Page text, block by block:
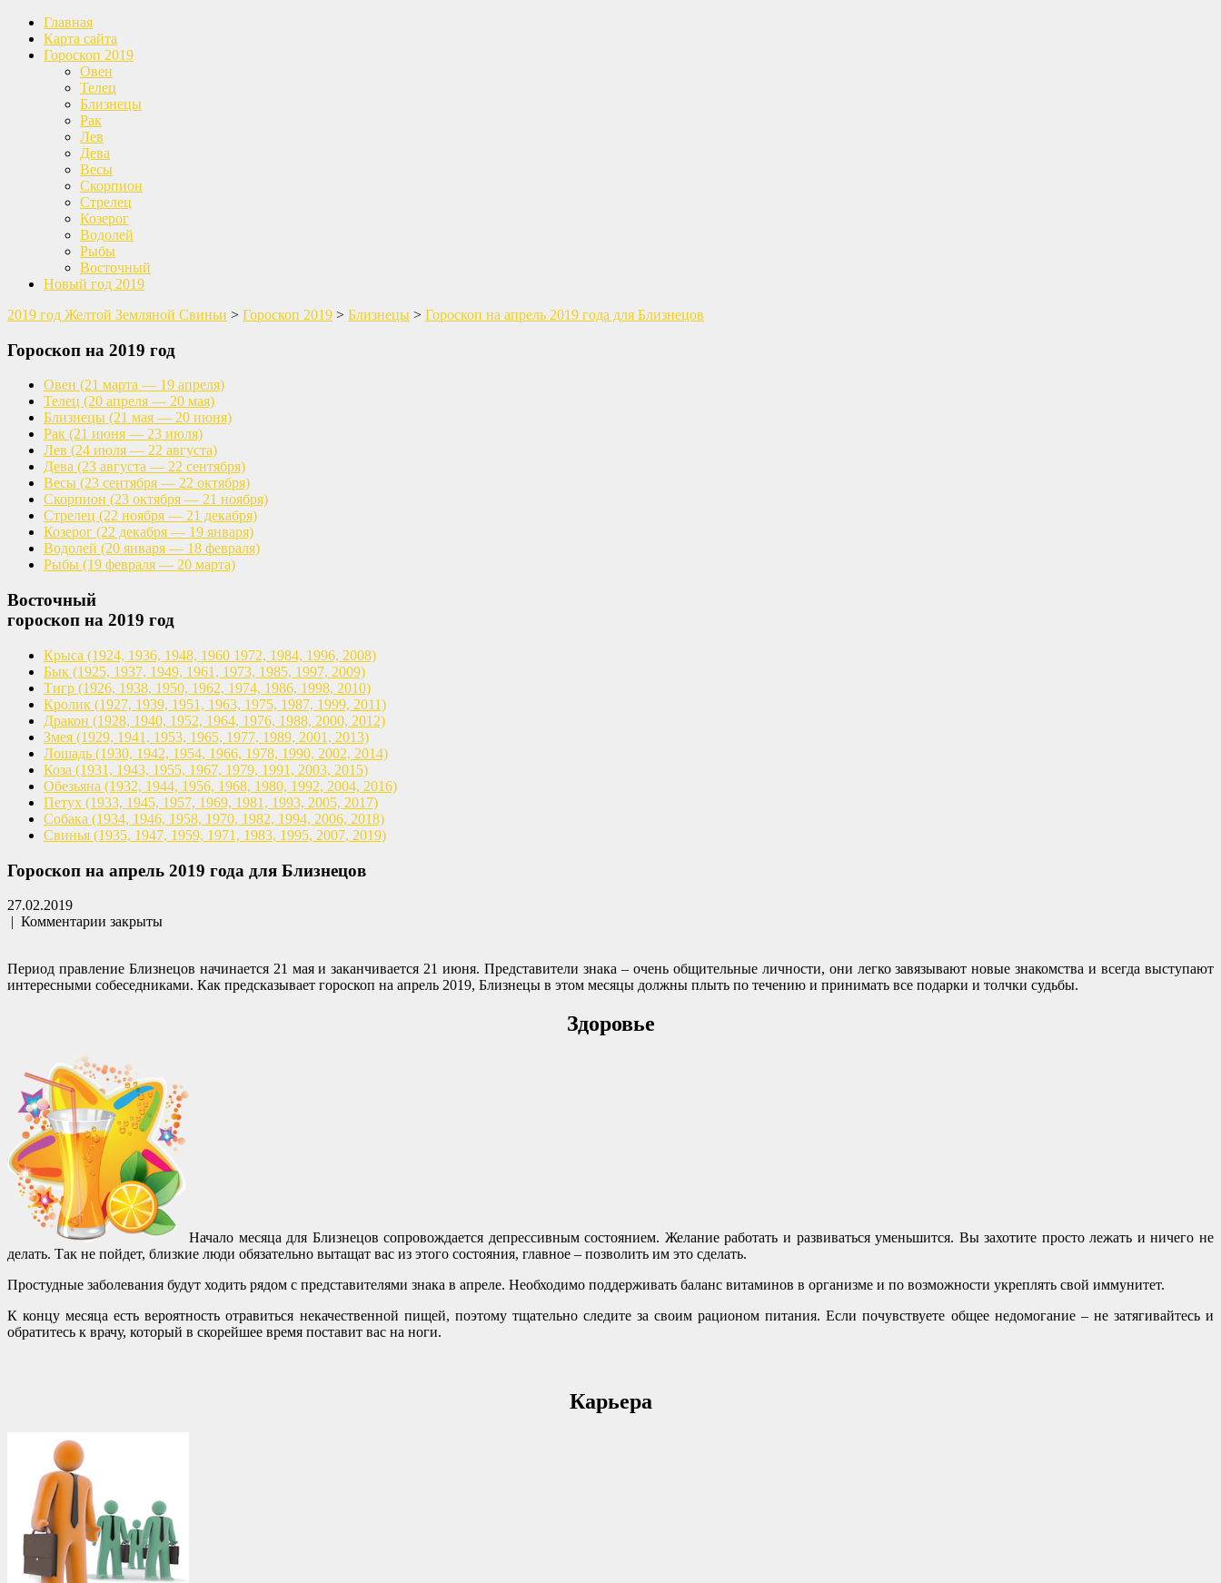
Главная
Карта сайта
Гороскоп 2019
Овен
Телец
Близнецы
Рак
Лев
Дева
Весы
Скорпион
Стрелец
Козерог
Водолей
Рыбы
Восточный
Новый год 2019
2019 год Желтой Земляной Свиньи > Гороскоп 2019 > Близнецы > Гороскоп на апрель 2019 года для Близнецов
Гороскоп на 2019 год
Овен (21 марта — 19 апреля)
Телец (20 апреля — 20 мая)
Близнецы (21 мая — 20 июня)
Рак (21 июня — 23 июля)
Лев (24 июля — 22 августа)
Дева (23 августа — 22 сентября)
Весы (23 сентября — 22 октября)
Скорпион (23 октября — 21 ноября)
Стрелец (22 ноября — 21 декабря)
Козерог (22 декабря — 19 января)
Водолей (20 января — 18 февраля)
Рыбы (19 февраля — 20 марта)
Восточный
гороскоп на 2019 год
Крыса (1924, 1936, 1948, 1960 1972, 1984, 1996, 2008)
Бык (1925, 1937, 1949, 1961, 1973, 1985, 1997, 2009)
Тигр (1926, 1938, 1950, 1962, 1974, 1986, 1998, 2010)
Кролик (1927, 1939, 1951, 1963, 1975, 1987, 1999, 2011)
Дракон (1928, 1940, 1952, 1964, 1976, 1988, 2000, 2012)
Змея (1929, 1941, 1953, 1965, 1977, 1989, 2001, 2013)
Лошадь (1930, 1942, 1954, 1966, 1978, 1990, 2002, 2014)
Коза (1931, 1943, 1955, 1967, 1979, 1991, 2003, 2015)
Обезьяна (1932, 1944, 1956, 1968, 1980, 1992, 2004, 2016)
Петух (1933, 1945, 1957, 1969, 1981, 1993, 2005, 2017)
Собака (1934, 1946, 1958, 1970, 1982, 1994, 2006, 2018)
Свинья (1935, 1947, 1959, 1971, 1983, 1995, 2007, 2019)
Гороскоп на апрель 2019 года для Близнецов
27.02.2019
| Комментарии закрыты
Период правление Близнецов начинается 21 мая и заканчивается 21 июня. Представители знака – очень общительные личности, они легко завязывают новые знакомства и всегда выступают
интересными собеседниками. Как предсказывает гороскоп на апрель 2019, Близнецы в этом месяцы должны плыть по течению и принимать все подарки и толчки судьбы.
Здоровье
Начало месяца для Близнецов сопровождается депрессивным состоянием. Желание работать и развиваться уменьшится. Вы захотите просто лежать и ничего не
делать. Так не пойдет, близкие люди обязательно вытащат вас из этого состояния, главное – позволить им это сделать.
Простудные заболевания будут ходить рядом с представителями знака в апреле. Необходимо поддерживать баланс витаминов в организме и по возможности укреплять свой иммунитет.
К концу месяца есть вероятность отравиться некачественной пищей, поэтому тщательно следите за своим рационом питания. Если почувствуете общее недомогание – не затягивайтесь и
обратитесь к врачу, который в скорейшее время поставит вас на ноги.
Карьера